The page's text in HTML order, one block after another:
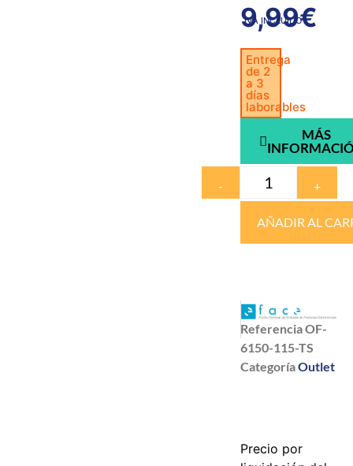
9,99€
IVA INCLUIDO
Entrega
de 2
a 3
días
laborables
MÁS
- +
AÑADIR AL
ReferenciaOF-
6150-115-TS
CategoríaOutlet
Precio por